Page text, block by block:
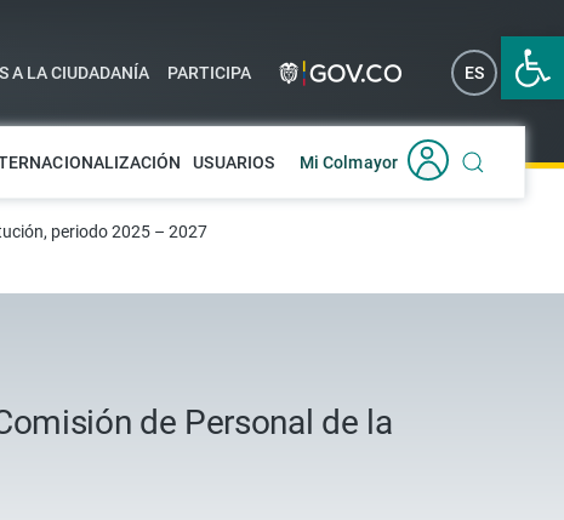
Abrir
A LA CIUDADANÍA PARTICIPA ES EN
USUARIOS Mi Colmayor
periodo 2025 – 2027
de Personal de la